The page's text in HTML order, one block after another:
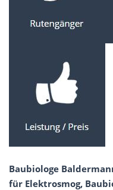
Baubiologe
für Elektrosmog,